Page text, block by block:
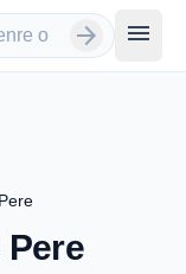
arrow_forward menu
Pere